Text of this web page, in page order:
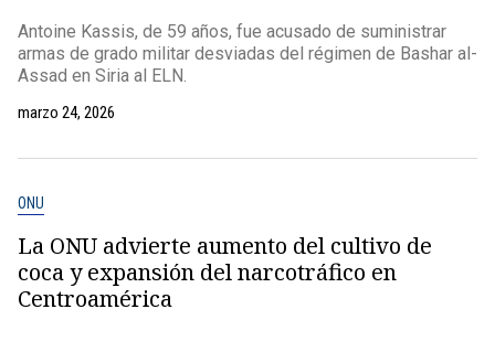
Antoine Kassis, de 59 años, fue acusado de suministrar
armas de grado militar desviadas del régimen de Bashar al-
Assad en Siria al ELN.
marzo 24, 2026
ONU
La ONU advierte aumento del cultivo de
coca y expansión del narcotráfico en
Centroamérica